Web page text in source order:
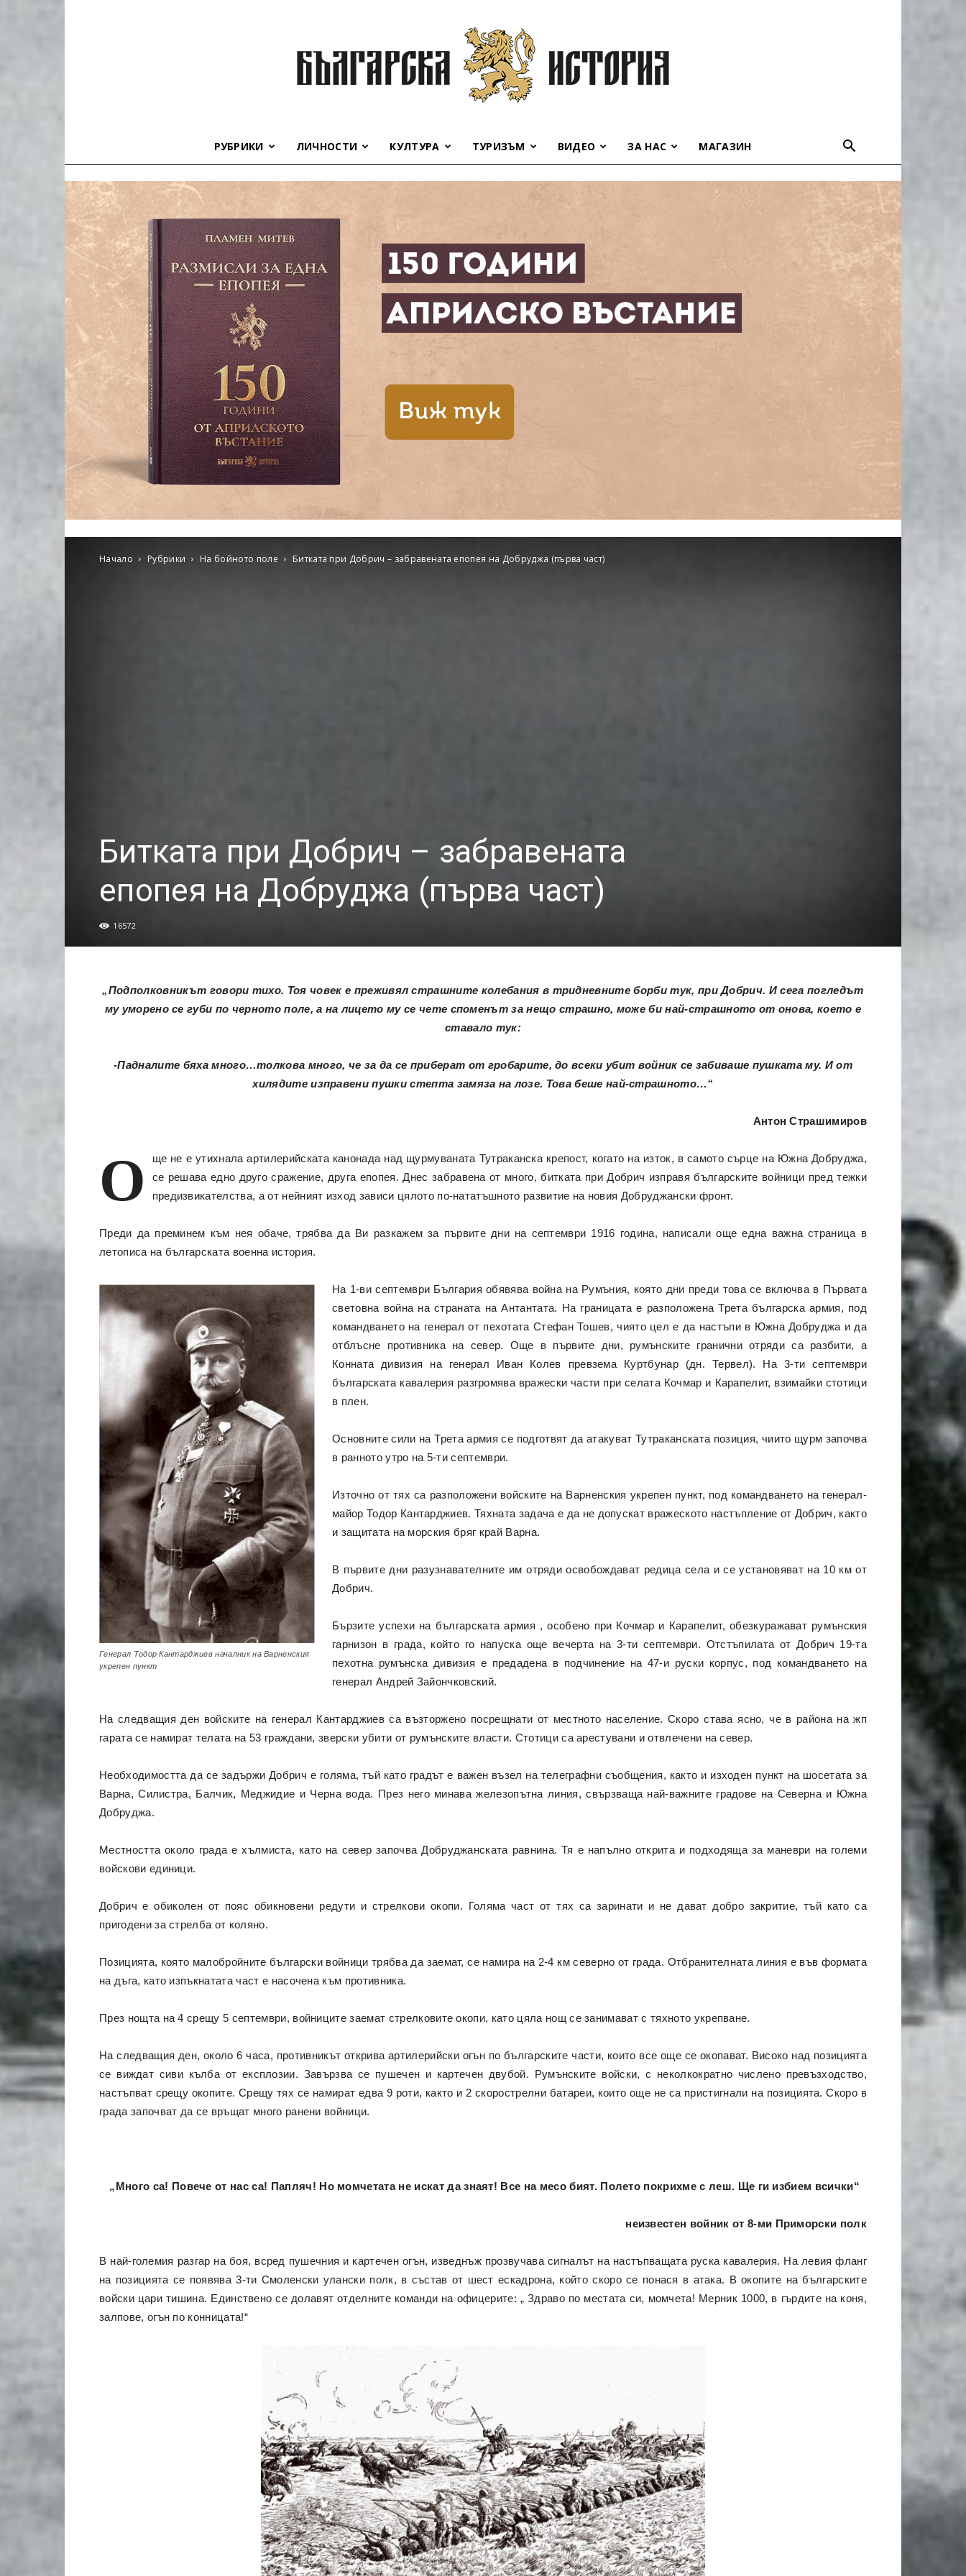
история
РУБРИКИ ЛИЧНОСТИ КУЛТУРА ТУРИЗЪМ ВИДЕО ЗА НАС МАГАЗИН
Начало Рубрики На бойното поле Битката при Добрич – забравената епопея на Добруджа (първа част)
Битката при Добрич – забравената
епопея на Добруджа (първа част)
16572
„Подполковникът говори тихо. Тоя човек е преживял страшните колебания в тридневните борби тук, при Добрич. И сега погледът
му уморено се губи по черното поле, а на лицето му се чете споменът за нещо страшно, може би най-страшното от онова, което е
ставало тук:
-Падналите бяха много…толкова много, че за да се приберат от гробарите, до всеки убит войник се забиваше пушката му. И от
хилядите изправени пушки степта замяза на лозе. Това беше най-страшното…“
Антон Страшимиров
О
ще не е утихнала артилерийската канонада над щурмуваната Тутраканска крепост, когато на изток, в самото сърце на Южна Добруджа,
се решава едно друго сражение, друга епопея. Днес забравена от многo, битката при Добрич изправя българските войници пред тежки
предизвикателства, а от нейният изход зависи цялото по-нататъшното развитие на новия Добруджански фронт.
Преди да преминем към нея обаче, трябва да Ви разкажем за първите дни на септември 1916 година, написали още една важна страница в
летописа на българската военна история.
Генерал Тодор Кантарджиев началник на Варненския
укрепен пункт
На 1-ви септември България обявява война на Румъния, която дни преди това се включва в Първата
световна война на страната на Антантата. На границата е разположена Трета българска армия, под
командването на генерал от пехотата Стефан Тошев, чиято цел е да настъпи в Южна Добруджа и да
отблъсне противника на север. Още в първите дни, румънските гранични отряди са разбити, а
Конната дивизия на генерал Иван Колев превзема Куртбунар (дн. Тервел). На 3-ти септември
българската кавалерия разгромява вражески части при селата Кочмар и Карапелит, взимайки стотици
в плен.
Основните сили на Трета армия се подготвят да атакуват Тутраканската позиция, чиито щурм започва
в ранното утро на 5-ти септември.
Източно от тях са разположени войските на Варненския укрепен пункт, под командването на генерал-
майор Тодор Кантарджиев. Тяхната задача е да не допускат вражеското настъпление от Добрич, както
и защитата на морския бряг край Варна.
В първите дни разузнавателните им отряди освобождават редица села и се установяват на 10 км от
Добрич.
Бързите успехи на българската армия , особено при Кочмар и Карапелит, обезкуражават румънския
гарнизон в града, който го напуска още вечерта на 3-ти септември. Отстъпилата от Добрич 19-та
пехотна румънска дивизия е предадена в подчинение на 47-и руски корпус, под командването на
генерал Андрей Зайончковский.
На следващия ден войските на генерал Кантарджиев са възторжено посрещнати от местното население. Скоро става ясно, че в района на жп
гарата се намират телата на 53 граждани, зверски убити от румънските власти. Стотици са арестувани и отвлечени на север.
Необходимостта да се задържи Добрич е голяма, тъй като градът е важен възел на телеграфни съобщения, както и изходен пункт на шосетата за
Варна, Силистра, Балчик, Меджидие и Черна вода. През него минава железопътна линия, свързваща най-важните градове на Северна и Южна
Добруджа.
Местността около града е хълмиста, като на север започва Добруджанската равнина. Тя е напълно открита и подходяща за маневри на големи
войскови единици.
Добрич е обиколен от пояс обикновени редути и стрелкови окопи. Голяма част от тях са заринати и не дават добро закритие, тъй като са
пригодени за стрелба от коляно.
Позицията, която малобройните български войници трябва да заемат, се намира на 2-4 км северно от града. Отбранителната линия е във формата
на дъга, като изпъкнатата част е насочена към противника.
През нощта на 4 срещу 5 септември, войниците заемат стрелковите окопи, като цяла нощ се занимават с тяхното укрепване.
На следващия ден, около 6 часа, противникът открива артилерийски огън по българските части, които все още се окопават. Високо над позицията
се виждат сиви кълба от експлозии. Завързва се пушечен и картечен двубой. Румънските войски, с неколкократно числено превъзходство,
настъпват срещу окопите. Срещу тях се намират едва 9 роти, както и 2 скорострелни батареи, които още не са пристигнали на позицията. Скоро в
града започват да се връщат много ранени войници.
„Много са! Повече от нас са! Папляч! Но момчетата не искат да знаят! Все на месо бият. Полето покрихме с леш. Ще ги избием всички“
неизвестен войник от 8-ми Приморски полк
В най-големия разгар на боя, всред пушечния и картечен огън, изведнъж прозвучава сигналът на настъпващата руска кавалерия. На левия фланг
на позицията се появява 3-ти Смоленски улански полк, в състав от шест ескадрона, който скоро се понася в атака. В окопите на българските
войски цари тишина. Единствено се долавят отделните команди на офицерите: „ Здраво по местата си, момчета! Мерник 1000, в гърдите на коня,
залпове, огън по конницата!“